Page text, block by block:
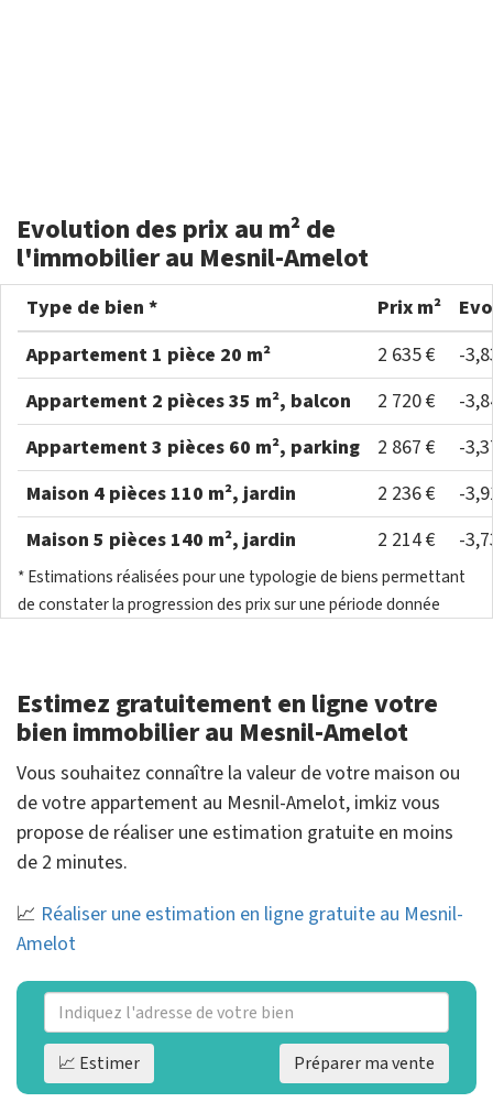
Evolution des prix au m² de
l'immobilier au Mesnil-Amelot
Type de bien * Prix m²
Appartement 1 pièce 20 m²
2 635 €
-
Appartement 2 pièces 35 m², balcon
2 720 €
-
Appartement 3 pièces 60 m², parking
2 867 €
-
Maison 4 pièces 110 m², jardin
2 236 €
-
Maison 5 pièces 140 m², jardin
2 214 € -
* Estimations réalisées pour une typologie de biens permettant
de constater la progression des prix sur une période donnée
Estimez gratuitement en ligne votre
bien immobilier au Mesnil-Amelot
Vous souhaitez connaître la valeur de votre maison ou
de votre appartement au Mesnil-Amelot, imkiz vous
propose de réaliser une estimation gratuite en moins
de 2 minutes.
📈 Réaliser une estimation en ligne gratuite au Mesnil-
Amelot
📈 Estimer Préparer ma vente